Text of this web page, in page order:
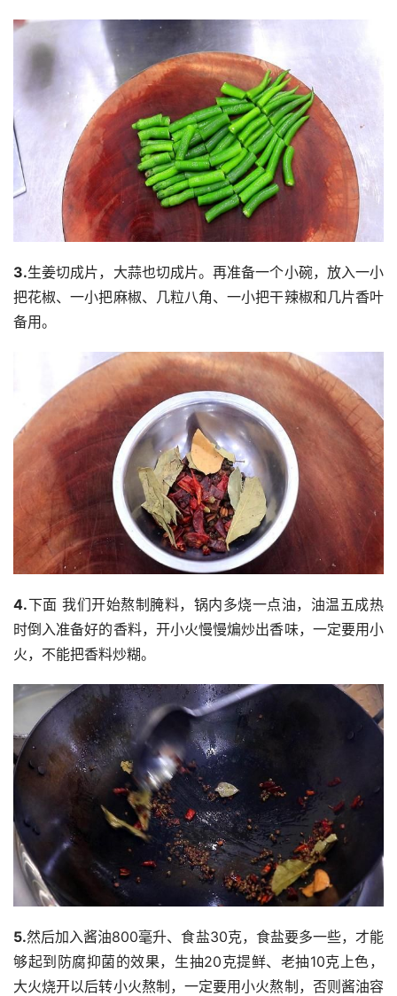
3.生姜切成片，大蒜也切成片。再准备一个小碗，放入一小
把花椒、一小把麻椒、几粒八角、一小把干辣椒和几片香叶
备用。
4.下面 我们开始熬制腌料，锅内多烧一点油，油温五成热
时倒入准备好的香料，开小火慢慢煸炒出香味，一定要用小
火，不能把香料炒糊。
5.然后加入酱油800毫升、食盐30克，食盐要多一些，才能
够起到防腐抑菌的效果，生抽20克提鲜、老抽10克上色，
大火烧开以后转小火熬制，一定要用小火熬制，否则酱油容